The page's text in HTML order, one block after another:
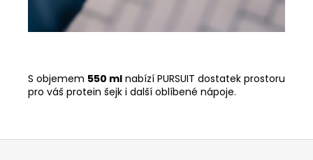
S objemem 550 ml nabízí PURSUIT dostatek prostoru
pro váš protein šejk i další oblíbené nápoje.
Z